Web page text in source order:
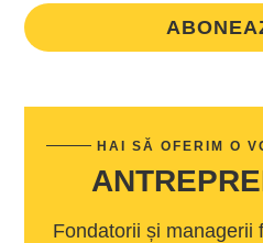
HAI SĂ OFERIM O
Fondatorii și managerii